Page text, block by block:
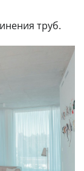
труб.